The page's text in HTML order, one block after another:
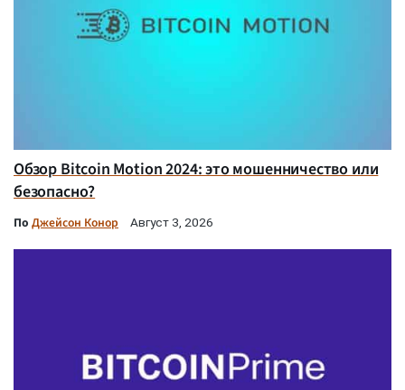
Обзор Bitcoin Motion 2024: это мошенничество или
безопасно?
По Джейсон Конор Август 3, 2026